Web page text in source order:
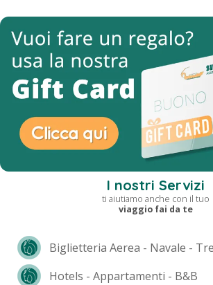
I nostri Servizi
ti aiutiamo anche con il tuo
viaggio fai da te
Biglietteria Aerea - Navale -
Hotels - Appartamenti - B&B